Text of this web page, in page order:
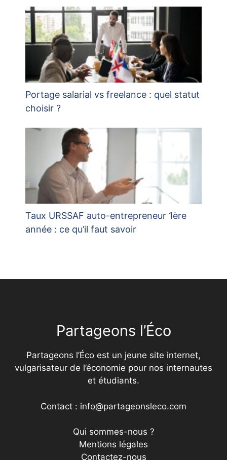
Portage salarial vs freelance : quel statut
choisir ?
Taux URSSAF auto-entrepreneur 1ère
année : ce qu’il faut savoir
Partageons l’Éco
Partageons l’Éco est un jeune site internet,
vulgarisateur de l’économie pour nos internautes
et étudiants.
Contact : info@partageonsleco.com
Qui sommes-nous ?
Mentions légales
Contactez-nous